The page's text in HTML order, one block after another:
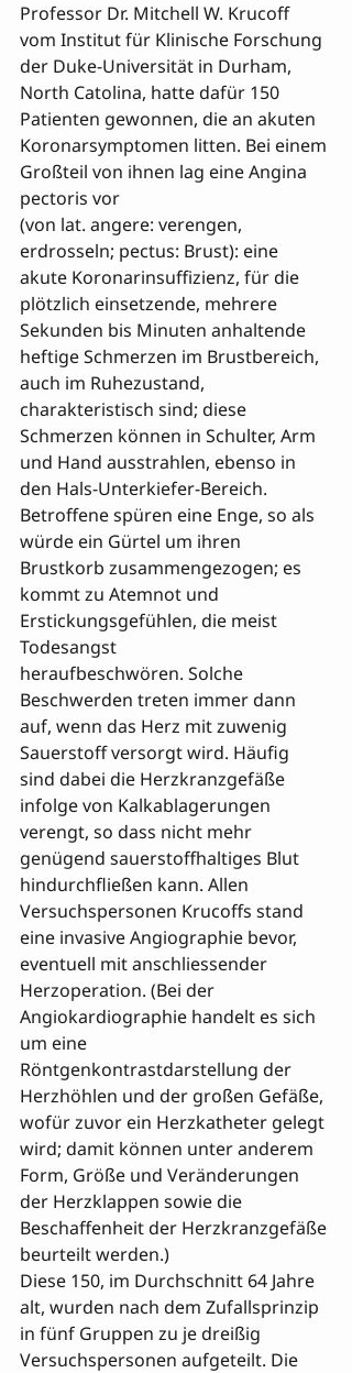
Professor Dr. Mitchell W. Krucoff
vom Institut für Klinische Forschung
der Duke-Universität in Durham,
North Catolina, hatte dafür 150
Patienten gewonnen, die an akuten
Koronarsymptomen litten. Bei einem
Großteil von ihnen lag eine Angina
pectoris vor
(von lat. angere: verengen,
erdrosseln; pectus: Brust): eine
akute Koronarinsuffizienz, für die
plötzlich einsetzende, mehrere
Sekunden bis Minuten anhaltende
heftige Schmerzen im Brustbereich,
auch im Ruhezustand,
charakteristisch sind; diese
Schmerzen können in Schulter, Arm
und Hand ausstrahlen, ebenso in
den Hals-Unterkiefer-Bereich.
Betroffene spüren eine Enge, so als
würde ein Gürtel um ihren
Brustkorb zusammengezogen; es
kommt zu Atemnot und
Erstickungsgefühlen, die meist
Todesangst
heraufbeschwören. Solche
Beschwerden treten immer dann
auf, wenn das Herz mit zuwenig
Sauerstoff versorgt wird. Häufig
sind dabei die Herzkranzgefäße
infolge von Kalkablagerungen
verengt, so dass nicht mehr
genügend sauerstoffhaltiges Blut
hindurchfließen kann. Allen
Versuchspersonen Krucoffs stand
eine invasive Angiographie bevor,
eventuell mit anschliessender
Herzoperation. (Bei der
Angiokardiographie handelt es sich
um eine
Röntgenkontrastdarstellung der
Herzhöhlen und der großen Gefäße,
wofür zuvor ein Herzkatheter gelegt
wird; damit können unter anderem
Form, Größe und Veränderungen
der Herzklappen sowie die
Beschaffenheit der Herzkranzgefäße
beurteilt werden.)
Diese 150, im Durchschnitt 64 Jahre
alt, wurden nach dem Zufallsprinzip
in fünf Gruppen zu je dreißig
Versuchspersonen aufgeteilt. Die